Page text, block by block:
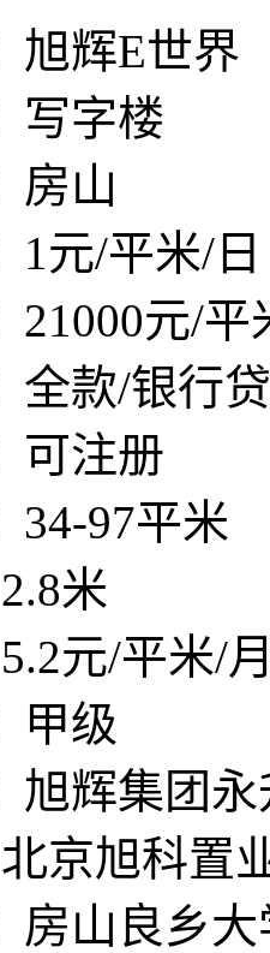
旭辉E世界
写字楼
房山
1元/平米/日
21000元/平
全款/银行
可注册
34-97平米
2.8米
5.2元/平米/
甲级
旭辉集团
北京旭科置
房山良乡